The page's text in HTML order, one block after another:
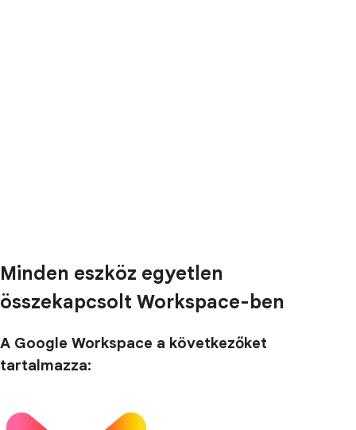
Minden eszköz egyetlen
összekapcsolt Workspace-ben
A Google Workspace a következőket
tartalmazza: